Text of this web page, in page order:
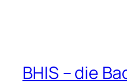
BHIS – die